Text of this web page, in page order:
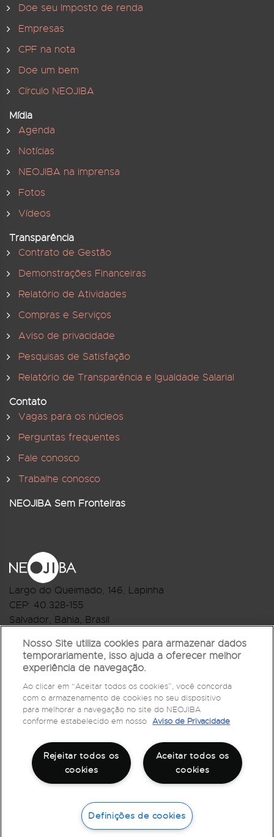
Doe seu Imposto de renda
Empresas
CPF na nota
Doe um bem
Círculo NEOJIBA
Mídia
Agenda
Notícias
NEOJIBA na imprensa
Fotos
Vídeos
Transparência
Contrato de Gestão
Demonstrações Financeiras
Relatório de Atividades
Compras e Serviços
Aviso de privacidade
Pesquisas de Satisfação
Relatório de Transparência e Igualdade Salarial
Contato
Vagas para os núcleos
Perguntas frequentes
Fale conosco
Trabalhe conosco
NEOJIBA Sem Fronteiras
Largo do Queimado, 146, Lapinha
CEP: 40.328-155
Salvador, Bahia, Brasil
R.Monte Castelo Nº 62, Bairro Barbalho
CEP: 40.301-210
Salvador, Bahia, Brasil
Telefone:(71) 3032-1073
2026Todos os direitos reservados
Nosso Site utiliza cookies para armazenar dados
temporariamente, isso ajuda a oferecer melhor
experiência de navegação.
Ao clicar em “Aceitar todos os cookies”, você concorda
com o armazenamento de cookies no seu dispositivo
para melhorar a navegação no site do NEOJIBA
conforme estabelecido em nosso Aviso de Privacidade
Aceitar todos os
cookies
Rejeitar todos os
cookies
Definições de cookies